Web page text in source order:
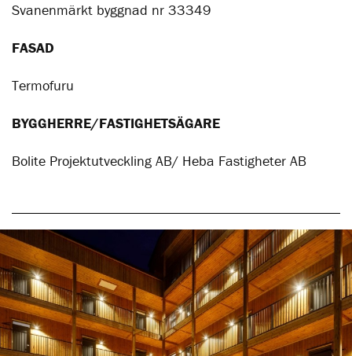
Svanenmärkt byggnad nr 33349
FASAD
Termofuru
BYGGHERRE/FASTIGHETSÄGARE
Bolite Projektutveckling AB/ Heba Fastigheter AB